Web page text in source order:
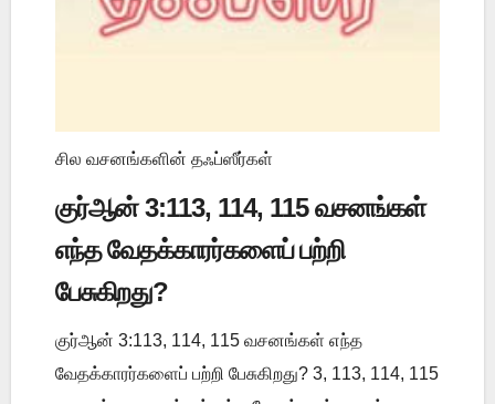
சில வசனங்களின் தஃப்ஸீர்கள்
குர்ஆன் 3:113, 114, 115 வசனங்கள்
எந்த வேதக்காரர்களைப் பற்றி
பேசுகிறது?
குர்ஆன் 3:113, 114, 115 வசனங்கள் எந்த
வேதக்காரர்களைப் பற்றி பேசுகிறது? 3, 113, 114, 115